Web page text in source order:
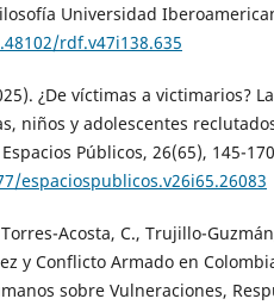
Universidad
rdf.v47i138.635
¿De víctimas a victimarios?
niños y adolescentes
Públicos, 26(65), 145-
espaciospublicos.v26i65.26083
Acosta, C., Trujillo-
y Conflicto Armado en
sobre Vulneraciones,